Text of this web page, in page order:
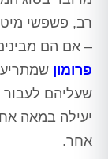
רב, פשפשי
– אם הם
פרומון
שעליהם
יעילה במאה
אחר.